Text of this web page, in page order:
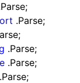
.Parse;
.Parse;
.Parse;
.Parse;